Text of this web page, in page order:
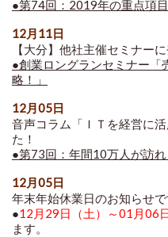
●第74回：2019年の重点項
12月11日
【大分】他社主催セミナー
●創業ロングランセミナー「
略！」
12月05日
音声コラム「ＩＴを経営に
た！
●第73回：年間10万人が訪れ
12月05日
年末年始休業日のお知らせで
●12月29日（土）～01月06日
ます。